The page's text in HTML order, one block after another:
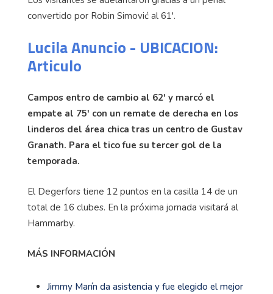
convertido por Robin Simović al 61'.
Lucila Anuncio - UBICACION:
Articulo
Campos entro de cambio al 62' y marcó el
empate al 75' con un remate de derecha en los
linderos del área chica tras un centro de Gustav
Granath. Para el tico fue su tercer gol de la
temporada.
El Degerfors tiene 12 puntos en la casilla 14 de un
total de 16 clubes. En la próxima jornada visitará al
Hammarby.
MÁS INFORMACIÓN
Jimmy Marín da asistencia y fue elegido el mejor